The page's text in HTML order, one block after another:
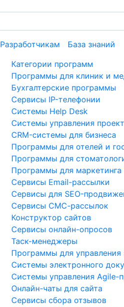
Разработчикам База знаний
Категории программ
Программы для клиник и
Бухгалтерские программы
Сервисы IP-телефонии
Системы Help Desk
Системы управления
CRM-системы для бизнеса
Программы для отелей и
Программы для
Программы для маркетинга
Сервисы Email-рассылки
Сервисы для SEO-
Сервисы СМС-рассылок
Конструктор сайтов
Сервисы онлайн-опросов
Таск-менеджеры
Программы для управления
Системы электронного
Системы управления Agile-
Онлайн-чаты для сайта
Сервисы сбора отзывов